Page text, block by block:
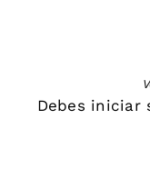
Debes iniciar